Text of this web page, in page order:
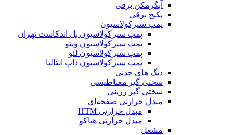
آبگرمکن برقی
پکیج برقی
پمپ سیرکولاسیون
پمپ سیرکولاسیون بل اندکاست تهران
پمپ سیرکولاسیون ویتو
پمپ سیرکولاسیون لئو
پمپ سیرکولاسیون داب ایتالیا
دیگ های چدنی
سختی گیر مغناطیسی
سختی گیر رزینی
مبدل حرارتی صفحه‌ای
مبدل حرارتی HTM‎
مبدل حرارتی هپاکو
مشعل